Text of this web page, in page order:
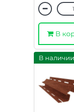
В
В